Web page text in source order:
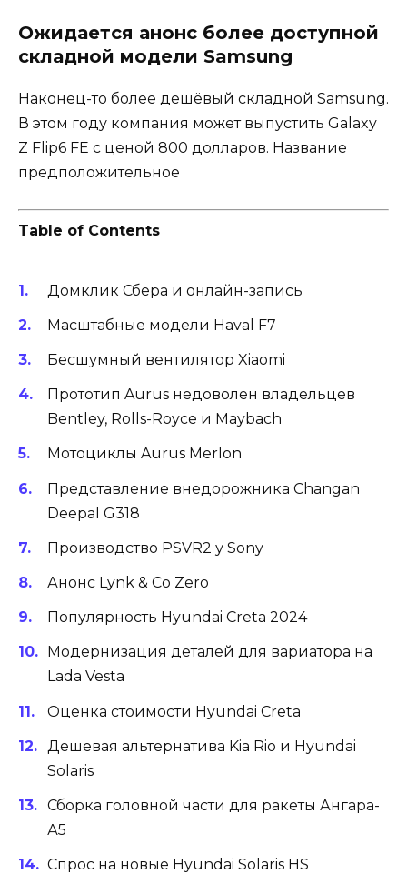
Ожидается анонс более доступной
складной модели Samsung
Наконец-то более дешёвый складной Samsung.
В этом году компания может выпустить Galaxy
Z Flip6 FE с ценой 800 долларов. Название
предположительное
Table of Contents
Домклик Сбера и онлайн-запись
Масштабные модели Haval F7
Бесшумный вентилятор Xiaomi
Прототип Aurus недоволен владельцев
Bentley, Rolls-Royce и Maybach
Мотоциклы Aurus Merlon
Представление внедорожника Changan
Deepal G318
Производство PSVR2 у Sony
Анонс Lynk & Co Zero
Популярность Hyundai Creta 2024
Модернизация деталей для вариатора на
Lada Vesta
Оценка стоимости Hyundai Creta
Дешевая альтернатива Kia Rio и Hyundai
Solaris
Сборка головной части для ракеты Ангара-
А5
Спрос на новые Hyundai Solaris HS